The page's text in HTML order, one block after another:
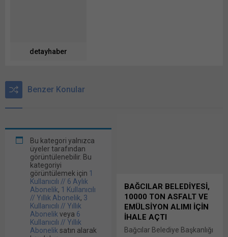
detayhaber
Benzer Konular
Bu kategori yalnızca
üyeler tarafından
görüntülenebilir. Bu
kategoriyi
görüntülemek için 1
Kullanıcılı // 6 Aylık
Abonelik, 1 Kullanıcılı
// Yıllık Abonelik, 3
Kullanıcılı // Yıllık
Abonelik veya 6
Kullanıcılı // Yıllık
Abonelik satın alarak
BAĞCILAR BELEDİYESİ,
10000 TON ASFALT VE
EMÜLSİYON ALIMI İÇİN
İHALE AÇTI
Bağcılar Belediye Başkanlığı